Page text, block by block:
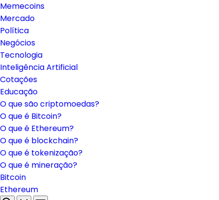
Memecoins
Mercado
Política
Negócios
Tecnologia
Inteligência Artificial
Cotações
Educação
O que são criptomoedas?
O que é Bitcoin?
O que é Ethereum?
O que é blockchain?
O que é tokenização?
O que é mineração?
Bitcoin
Ethereum